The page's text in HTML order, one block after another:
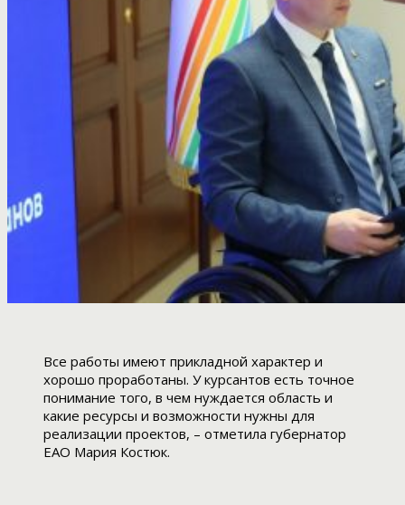
Все работы имеют прикладной характер и
хорошо проработаны. У курсантов есть точное
понимание того, в чем нуждается область и
какие ресурсы и возможности нужны для
реализации проектов, – отметила губернатор
ЕАО Мария Костюк.